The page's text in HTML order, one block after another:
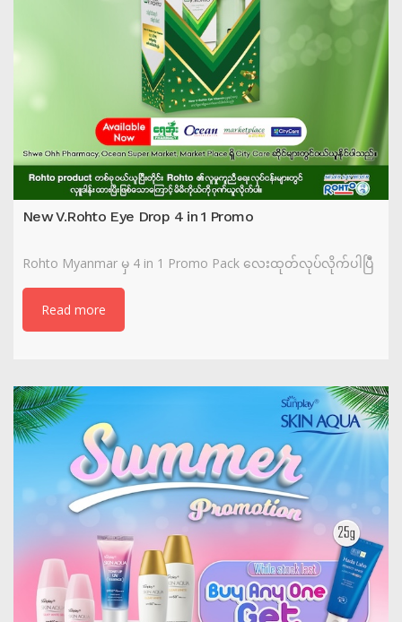
New V.Rohto Eye Drop 4 in 1 Promo
Rohto Myanmar မှ 4 in 1 Promo Pack လေးထုတ်လုပ်လိုက်ပါပြီဲ
Read more